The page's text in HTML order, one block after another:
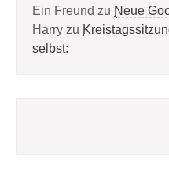
Ein Freund zu Neue
Harry zu
selbst: